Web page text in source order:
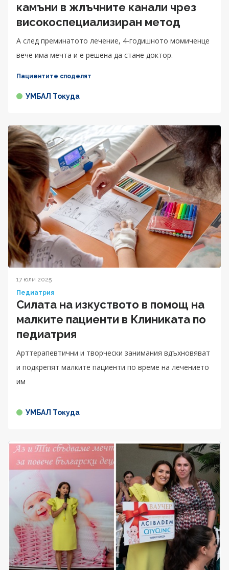
камъни в жлъчните канали чрез
високоспециализиран метод
А след преминатото лечение, 4-годишното момиченце
вече има мечта и е решена да стане доктор.
Пациентите споделят
УМБАЛ Токуда
17 юли 2025
Педиатрия
Силата на изкуството в помощ на
малките пациенти в Клиниката по
педиатрия
Арттерапевтични и творчески занимания вдъхновяват
и подкрепят малките пациенти по време на лечението
им
УМБАЛ Токуда